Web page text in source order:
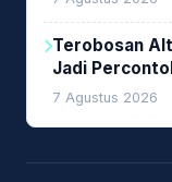
Terobosan
Jadi
7 Agustus 2026